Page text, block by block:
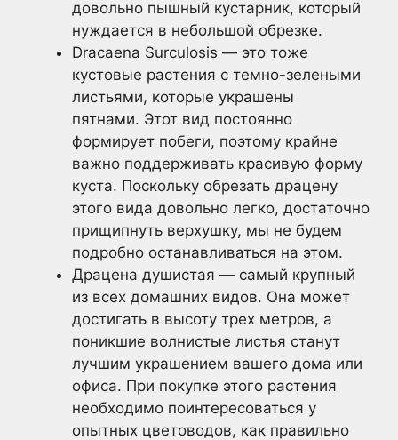
довольно пышный кустарник, который
нуждается в небольшой обрезке.
Dracaena Surculosis — это тоже
кустовые растения с темно-зелеными
листьями, которые украшены
пятнами. Этот вид постоянно
формирует побеги, поэтому крайне
важно поддерживать красивую форму
куста. Поскольку обрезать драцену
этого вида довольно легко, достаточно
прищипнуть верхушку, мы не будем
подробно останавливаться на этом.
Драцена душистая — самый крупный
из всех домашних видов. Она может
достигать в высоту трех метров, а
поникшие волнистые листья станут
лучшим украшением вашего дома или
офиса. При покупке этого растения
необходимо поинтересоваться у
опытных цветоводов, как правильно